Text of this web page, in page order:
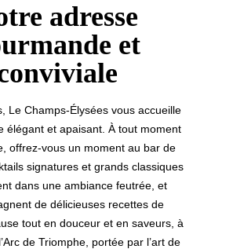
adresse
et
Le Champs-Élysées vous accueille
élégant et apaisant. À tout moment
offrez-vous un moment au bar de
signatures et grands classiques
dans une ambiance feutrée, et
de délicieuses recettes de
tout en douceur et en saveurs, à
de Triomphe, portée par l’art de